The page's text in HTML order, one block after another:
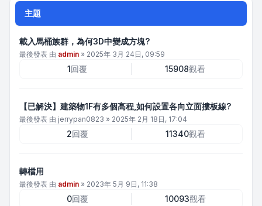
主題
載入馬桶族群，為何3D中變成方塊?
最後發表 由 admin » 2025年 3月 24日, 09:59
1回覆 15908觀看
【已解決】建築物1F有多個高程,如何設置各向立面摟板線?
最後發表 由 jerrypan0823 » 2025年 2月 18日, 17:04
2回覆 11340觀看
轉檔用
最後發表 由 admin » 2023年 5月 9日, 11:38
0回覆 10093觀看